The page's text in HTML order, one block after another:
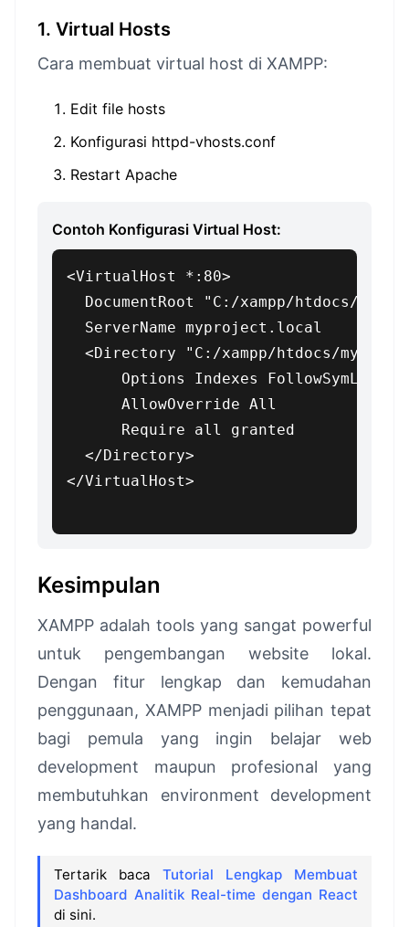
1. Virtual Hosts
Cara membuat virtual host di XAMPP:
Edit file hosts
Konfigurasi httpd-vhosts.conf
Restart Apache
Contoh Konfigurasi Virtual Host:
<VirtualHost *:80>
DocumentRoot "C:/xampp/htdocs/
  ServerName myproject.local
<Directory "C:/xampp/htdocs/
      Options Indexes FollowSymLinks
      AllowOverride All
      Require all granted
  </Directory>
</VirtualHost>
Kesimpulan
XAMPP adalah tools yang sangat powerful
untuk pengembangan website lokal.
Dengan fitur lengkap dan kemudahan
penggunaan, XAMPP menjadi pilihan tepat
bagi pemula yang ingin belajar web
development maupun profesional yang
membutuhkan environment development
yang handal.
Tertarik baca Tutorial Lengkap Membuat
Dashboard Analitik Real-time dengan React
di sini.